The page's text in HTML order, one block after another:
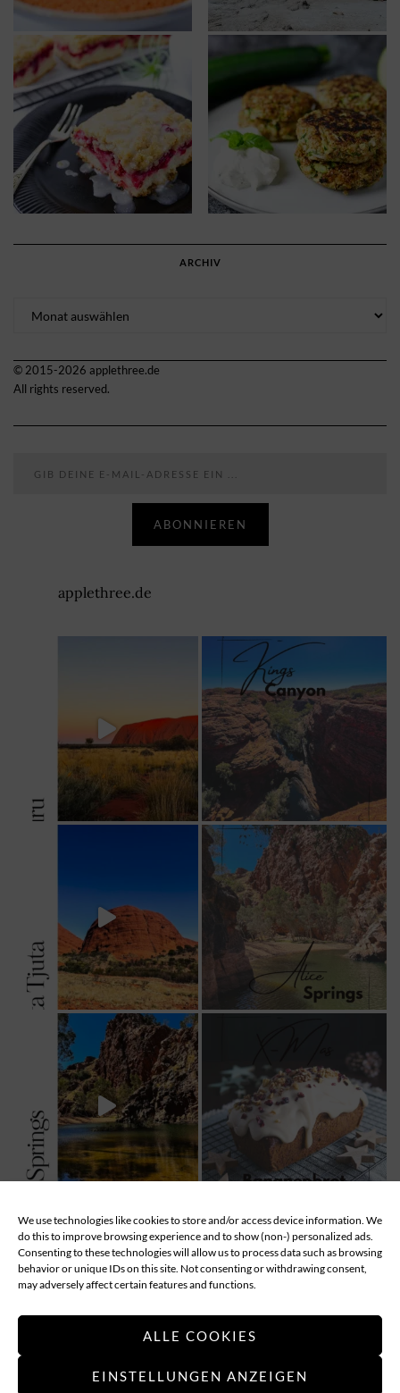
We use technologies like cookies to store and/or access device information. We
do this to improve browsing experience and to show (non-) personalized ads.
Consenting to these technologies will allow us to process data such as browsing
behavior or unique IDs on this site. Not consenting or withdrawing consent,
may adversely affect certain features and functions.
ALLE COOKIES
EINSTELLUNGEN ANZEIGEN
ARCHIV
© 2015-2026 applethree.de
All rights reserved.
ABONNIEREN
applethree.de
MEHR LADEN... Follow
ABOUT DATENSCHUTZ
IMPRESSUM
COOKIE-RICHTLINIE (EU)
Applethree – Food | Travel | Games